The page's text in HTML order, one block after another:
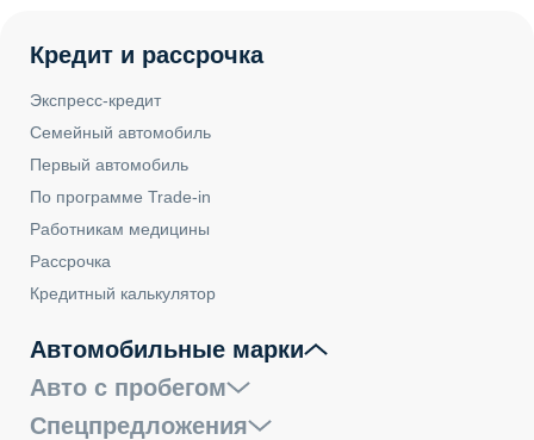
Кредит и рассрочка
Экспресс-кредит
Семейный автомобиль
Первый автомобиль
По программе Trade-in
Работникам медицины
Рассрочка
Кредитный калькулятор
Автомобильные марки
Авто с пробегом
Спецпредложения